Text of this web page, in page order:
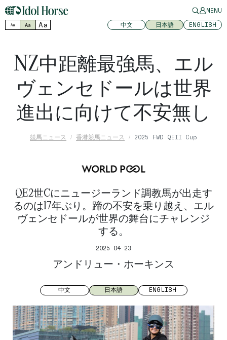
MENU
Aa Aa Aa 中文 日本語 ENGLISH
NZ中距離最強馬、エル
ヴェンセドールは世界
進出に向けて不安無し
競馬ニュース 香港競馬ニュース 2025 FWD QEII Cup
QE2世Cにニュージーランド調教馬が出走す
るのは17年ぶり。蹄の不安を乗り越え、エル
ヴェンセドールが世界の舞台にチャレンジ
する。
2025 04 23
アンドリュー・ホーキンス
中文 日本語 ENGLISH